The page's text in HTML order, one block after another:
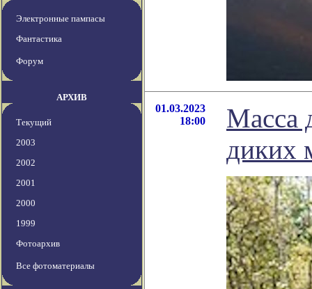
Электронные пампасы
Фантастика
Форум
АРХИВ
Текущий
2003
2002
2001
2000
1999
Фотоархив
Все фотоматериалы
01.03.2023
18:00
Масса
диких